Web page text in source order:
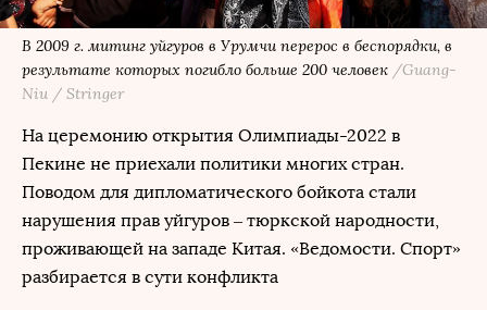
В 2009 г. митинг уйгуров в Урумчи перерос в беспорядки, в
результате которых погибло больше 200 человек /Guang-
Niu / Stringer
На церемонию открытия Олимпиады-2022 в
Пекине не приехали политики многих стран.
Поводом для дипломатического бойкота стали
нарушения прав уйгуров – тюркской народности,
проживающей на западе Китая. «Ведомости. Спорт»
разбирается в сути конфликта